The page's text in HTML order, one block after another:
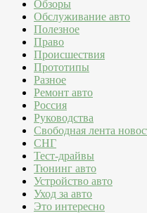
Обзоры
Обслуживание авто
Полезное
Право
Происшествия
Прототипы
Разное
Ремонт авто
Россия
Руководства
Свободная лента
СНГ
Тест-драйвы
Тюнинг авто
Устройство авто
Уход за авто
Это интересно